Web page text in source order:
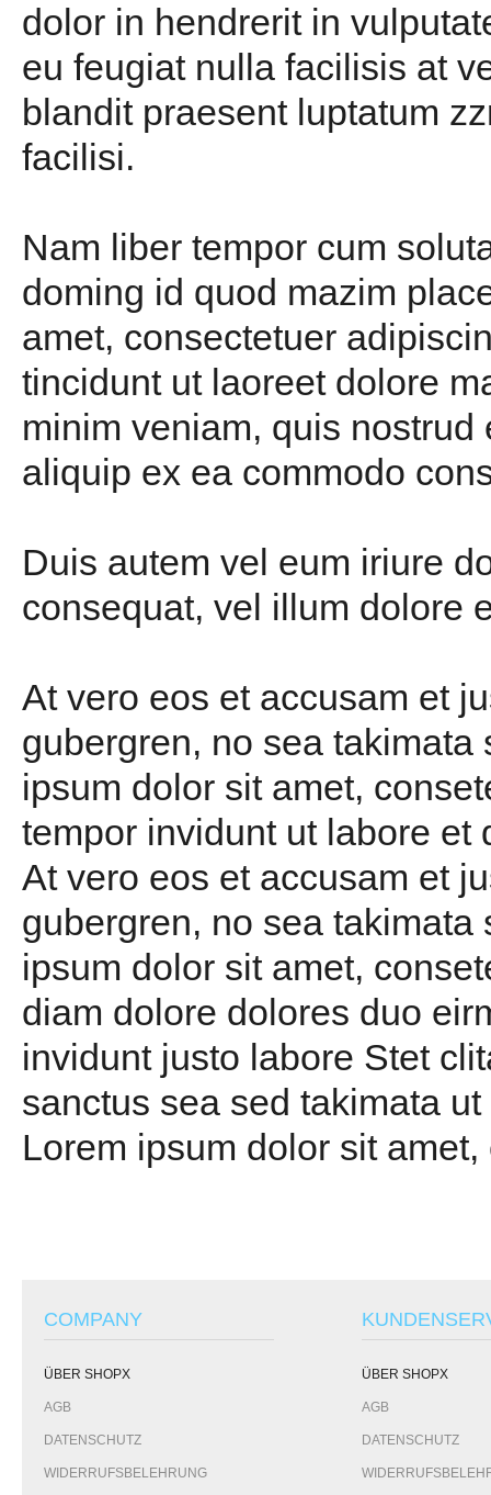
dolor in hendrerit in
eu feugiat nulla facilisis at
blandit praesent luptatum
facilisi.
Nam liber tempor cum
doming id quod mazim
amet, consectetuer
tincidunt ut laoreet dolore
minim veniam, quis
aliquip ex ea commodo
Duis autem vel eum iriure
consequat, vel illum
At vero eos et accusam et
gubergren, no sea
ipsum dolor sit amet,
tempor invidunt ut labore et
At vero eos et accusam et
gubergren, no sea
ipsum dolor sit amet,
diam dolore dolores duo
invidunt justo labore Stet
sanctus sea sed takimata
Lorem ipsum dolor sit
COMPANY
ÜBER SHOPX
AGB
DATENSCHUTZ
WIDERRUFSBELEHRUNG
ÜBER SHOPX
AGB
DATENSCHUTZ